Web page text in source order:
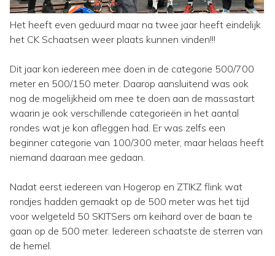
Het heeft even geduurd maar na twee jaar heeft eindelijk
het CK Schaatsen weer plaats kunnen vinden!!!
Dit jaar kon iedereen mee doen in de categorie 500/700
meter en 500/150 meter. Daarop aansluitend was ook
nog de mogelijkheid om mee te doen aan de massastart
waarin je ook verschillende categorieën in het aantal
rondes wat je kon afleggen had. Er was zelfs een
beginner categorie van 100/300 meter, maar helaas heeft
niemand daaraan mee gedaan.
Nadat eerst iedereen van Hogerop en ZTIKZ flink wat
rondjes hadden gemaakt op de 500 meter was het tijd
voor welgeteld 50 SKITSers om keihard over de baan te
gaan op de 500 meter. Iedereen schaatste de sterren van
de hemel.